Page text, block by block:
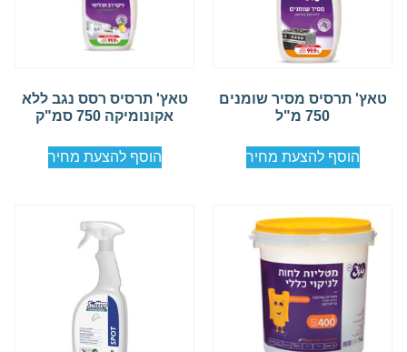
טאץ' תרסיס מסיר שומנים
750 מ"ל
הוסף להצעת מחיר
טאץ' תרסיס רסס נגב ללא
אקונומיקה 750 סמ"ק
הוסף להצעת מחיר